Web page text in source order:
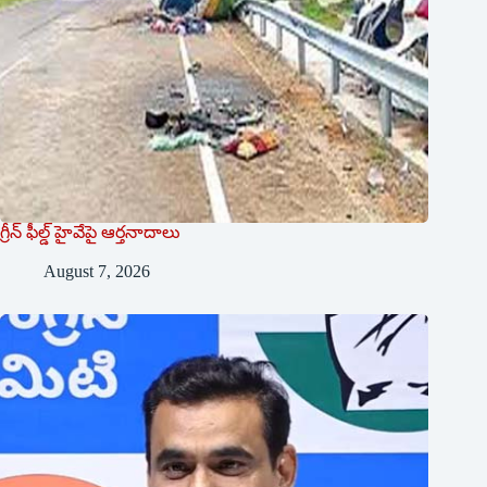
గ్రీన్ ఫీల్డ్ హైవేపై ఆర్తనాదాలు
August 7, 2026